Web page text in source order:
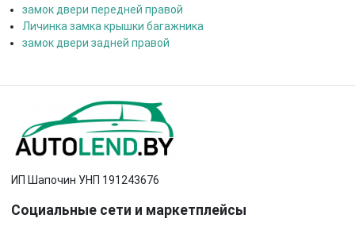
замок двери передней правой
Личинка замка крышки багажника
замок двери задней правой
ИП Шапочин УНП 191243676
Социальные сети и маркетплейсы